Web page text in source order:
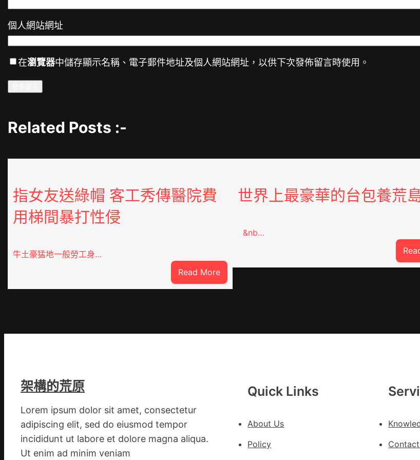
個人網站網址
在瀏覽器中儲存顯示名稱、電子郵件地址及個人網站網址，以供下次發佈留言時使用。
Related Posts :-
指女友送綠帽 客工秀傳醫院費
用梯間暴打性侵
牛土豪猛地一般勞工身…
Read More:
指
綠
世界上最豪華的台包養荒
&nb…
架構的荒原
Lorem ipsum dolor sit amet, consectetur
adipiscing elit, sed do eiusmod tempor
incididunt ut labore et dolore magna aliqua.
Ut enim ad minim veniam
Quick Links
About Us
Policy